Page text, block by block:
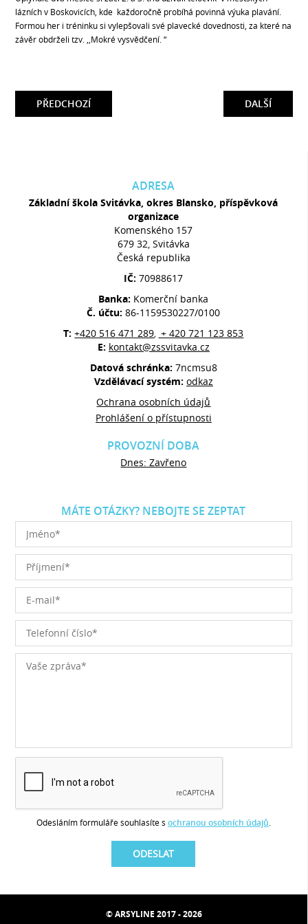
lázních v Boskovicích, kde každoročně probíhá povinná výuka plavání.
Formou her i tréninku si vylepšovali své plavecké dovednosti, za které na
závěr obdrželi tzv. ,,Mokré vysvědčení. “
DALŠÍ
PŘEDCHOZÍ
ADRESA
Základní škola Svitávka, okres Blansko, příspěvková
organizace
Komenského 157
679 32, Svitávka
Česká republika
IČ:70988617
Banka: Komerční banka
Č. účtu:86-1159530227/0100
T:+420 516 471 289, + 420 721 123 853
E: kontakt@zssvitavka.cz
Datová schránka: 7ncmsu8
Vzdělávací systém: odkaz
Ochrana osobních údajů
Prohlášení o přístupnosti
PROVOZNÍ DOBA
Dnes: Zavřeno
MÁTE OTÁZKY? NEBOJTE SE ZEPTAT
Odesláním formuláře souhlasíte s ochranou osobních údajů
© ARSYLINE 2017 - 2026